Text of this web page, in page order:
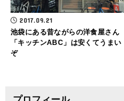
2017.09.21
池袋にある昔ながらの洋食屋さん
「キッチンABC」は安くてうまい
ぞ